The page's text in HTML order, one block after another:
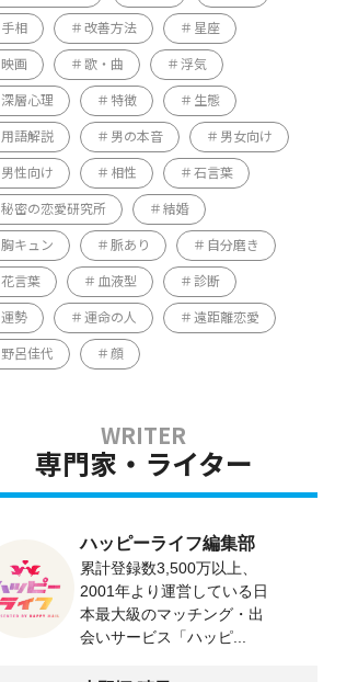
手相 改善方法 星座
映画 歌・曲 浮気
深層心理 特徴 生態
用語解説 男の本音 男女向け
男性向け 相性 石言葉
秘密の恋愛研究所 結婚
胸キュン 脈あり 自分磨き
花言葉 血液型 診断
運勢 運命の人 遠距離恋愛
野呂佳代 顔
専門家・ライター
ハッピーライフ編集部
累計登録数3,500万以上、
2001年より運営している日
本最大級のマッチング・出
会いサービス「ハッピ...